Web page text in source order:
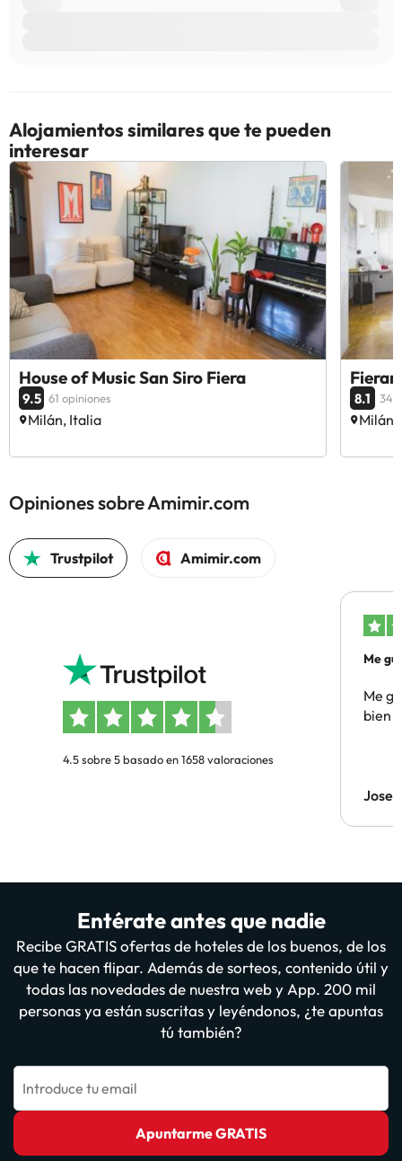
Alojamientos similares que te pueden
interesar
House of Music San Siro Fiera
9.5 61 opiniones
Milán, Italia
8.1 34
Milán,
Opiniones sobre Amimir.com
Trustpilot Amimir.com
4.5 sobre 5 basado en 1658 valoraciones
Me
Me
bien
Jose
Entérate antes que nadie
Recibe GRATIS ofertas de hoteles de los buenos, de los
que te hacen flipar. Además de sorteos, contenido útil y
todas las novedades de nuestra web y App. 200 mil
personas ya están suscritas y leyéndonos, ¿te apuntas
tú también?
Introduce tu email
Apuntarme GRATIS